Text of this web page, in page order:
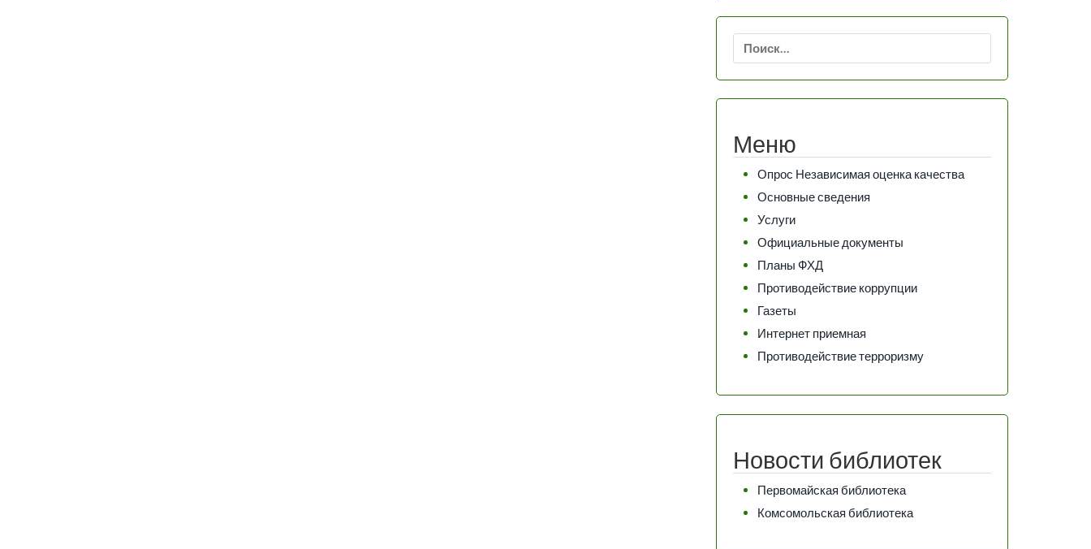
Найти:
Меню
Опрос Независимая оценка качества
Основные сведения
Услуги
Официальные документы
Планы ФХД
Противодействие коррупции
Газеты
Интернет приемная
Противодействие терроризму
Новости библиотек
Первомайская библиотека
Комсомольская библиотека